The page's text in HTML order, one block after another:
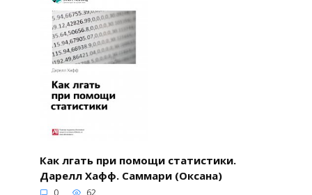
Как лгать при помощи статистики.
Дарелл Хафф. Саммари (Оксана)